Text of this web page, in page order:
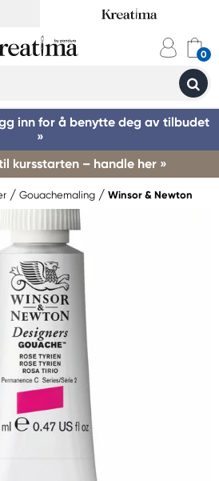
inn for å benytte deg av tilbudet
»
kursstarten – handle her »
Gouachemaling Winsor & Newton